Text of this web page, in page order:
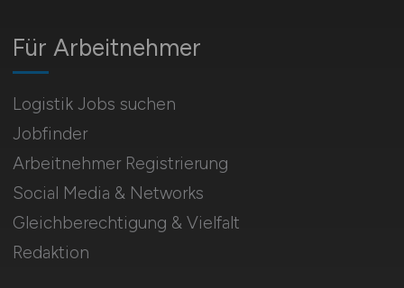
Für Arbeitnehmer
Logistik Jobs suchen
Jobfinder
Arbeitnehmer Registrierung
Social Media & Networks
Gleichberechtigung & Vielfalt
Redaktion